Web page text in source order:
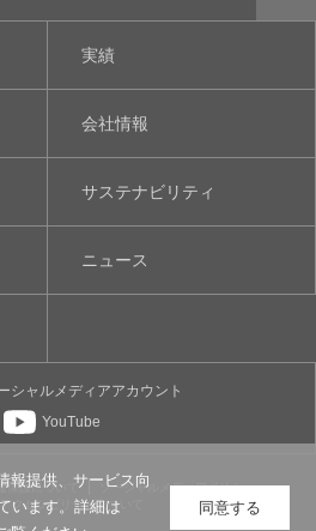
報提供、サービス向
います。詳細は
同意する
実績
会社情報
サステナビリティ
ニュース
シャルメディアアカウント
YouTube
保護について
ソーシャルメディアポリシー
クセシビリティについて